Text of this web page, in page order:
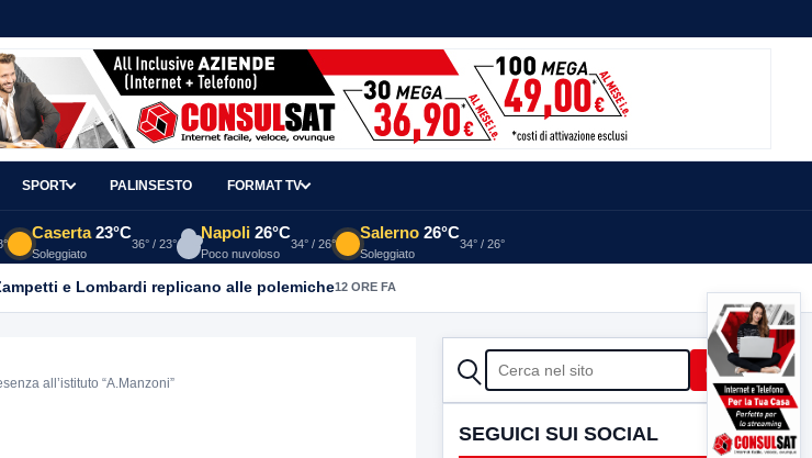
SPORT PALINSESTO FORMAT TV
Caserta 23°C
Soleggiato
36° / 23°
Napoli 26°C
Poco nuvoloso
34° / 26°
Salerno 26°C
Soleggiato
34° / 26°
e Lombardi replicano alle polemiche12 ORE FA
all’istituto “A.Manzoni”
CERCA Cerca
SEGUICI SUI SOCIAL